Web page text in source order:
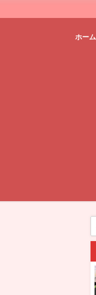
ホーム